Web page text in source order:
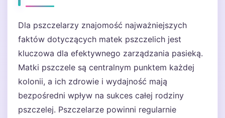
Dla pszczelarzy znajomość najważniejszych
faktów dotyczących matek pszczelich jest
kluczowa dla efektywnego zarządzania pasieką.
Matki pszczele są centralnym punktem każdej
kolonii, a ich zdrowie i wydajność mają
bezpośredni wpływ na sukces całej rodziny
pszczelej. Pszczelarze powinni regularnie